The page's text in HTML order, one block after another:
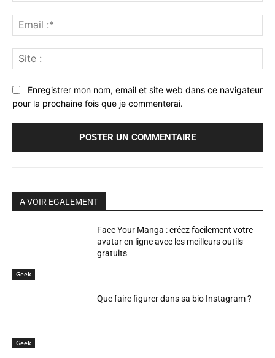
:*
:
Enregistrer mon nom, email et site web dans ce navigateur
pour la prochaine fois que je commenterai.
A VOIR EGALEMENT
Geek
Face Your Manga : créez facilement votre
avatar en ligne avec les meilleurs outils
gratuits
Geek
Que faire figurer dans sa bio Instagram ?